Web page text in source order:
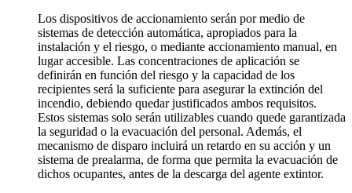
Los dispositivos de accionamiento serán por medio de
sistemas de detección automática, apropiados para la
instalación y el riesgo, o mediante accionamiento manual, en
lugar accesible. Las concentraciones de aplicación se
definirán en función del riesgo y la capacidad de los
recipientes será la suficiente para asegurar la extinción del
incendio, debiendo quedar justificados ambos requisitos.
Estos sistemas solo serán utilizables cuando quede garantizada
la seguridad o la evacuación del personal. Además, el
mecanismo de disparo incluirá un retardo en su acción y un
sistema de prealarma, de forma que permita la evacuación de
dichos ocupantes, antes de la descarga del agente extintor.